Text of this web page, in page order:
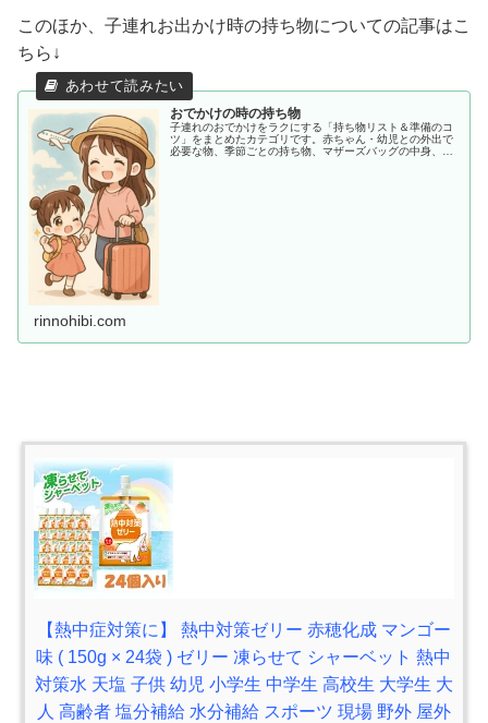
このほか、子連れお出かけ時の持ち物についての記事はこ
ちら↓
おでかけの時の持ち物
子連れのおでかけをラクにする「持ち物リスト＆準備のコ
ツ」をまとめたカテゴリです。赤ちゃん・幼児との外出で
必要な物、季節ごとの持ち物、マザーズバッグの中身、あ
rinnohibi.com
【熱中症対策に】 熱中対策ゼリー 赤穂化成 マンゴー
味 ( 150g × 24袋 ) ゼリー 凍らせて シャーベット 熱中
対策水 天塩 子供 幼児 小学生 中学生 高校生 大学生 大
人 高齢者 塩分補給 水分補給 スポーツ 現場 野外 屋外